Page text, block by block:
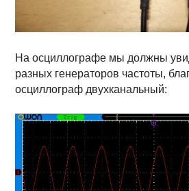
На осциллографе мы должны
разных генераторов частоты,
осциллограф двухканальный: